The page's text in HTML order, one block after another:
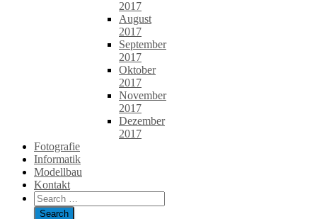
2017
August
2017
September
2017
Oktober
2017
November
2017
Dezember
2017
Fotografie
Informatik
Modellbau
Kontakt
Search
for: